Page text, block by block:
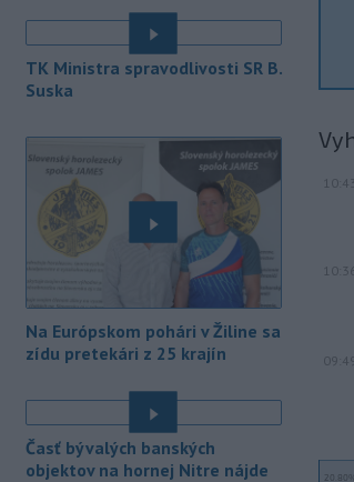
súvisiace výrobky.
- Vedenie Medzinárodnej
futbalovej federácie (FIFA) sa
ospravedlnilo v
podiely na budúcich ziskoch z
majstrovstiev sveta súkromným
investorom. Na stretnutí v Rabate
členovia FIFA plne podporili
prezidenta Gianniho Infantina.
Americký štát Nové Mexiko v
stredu zažaloval ministerstvo
spravodlivosti USA a povereného
ministra Todda Blanchea. Tvrdí, že
vyšetrovaní sexuálnych trestných činov
odsúdeného sexuálneho delikventa
Jeffreyho Epsteina.
TK Ministra spravodlivosti SR B.
Suska
Na Európskom pohári v Žiline sa
zídu pretekári z 25 krajín
Časť bývalých banských
objektov na hornej Nitre nájde